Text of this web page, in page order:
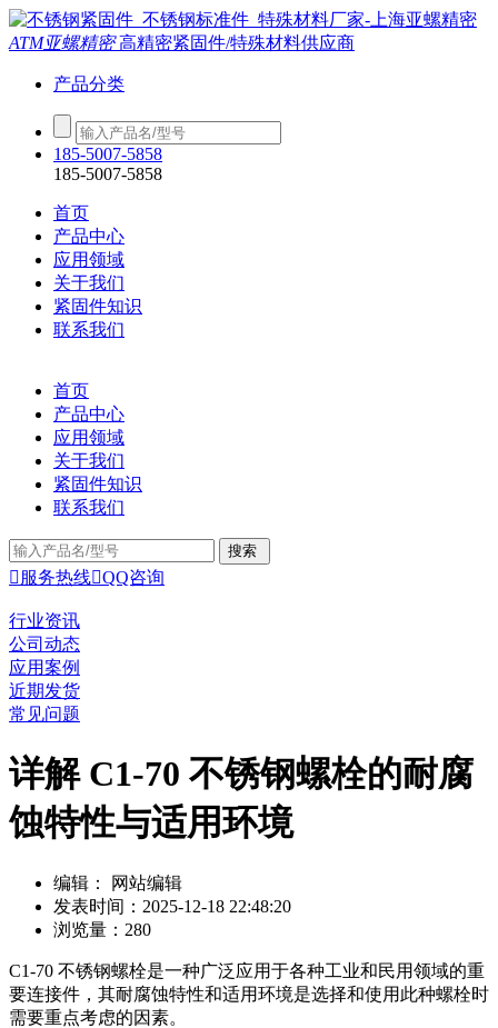
ATM亚螺精密高精密紧固件/特殊材料供应商
产品分类
185-5007-5858
185-5007-5858
首页
产品中心
应用领域
关于我们
紧固件知识
联系我们
首页
产品中心
应用领域
关于我们
紧固件知识
联系我们
 服务热线QQ咨询
行业资讯
公司动态
应用案例
近期发货
常见问题
详解 C1-70 不锈钢螺栓的耐腐
蚀特性与适用环境
编辑： 网站编辑
发表时间：2025-12-18 22:48:20
浏览量：280
C1-70 不锈钢螺栓是一种广泛应用于各种工业和民用领域的重
要连接件，其耐腐蚀特性和适用环境是选择和使用此种螺栓时
需要重点考虑的因素。